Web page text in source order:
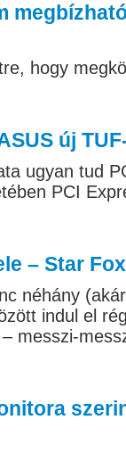
hogy
új
ugyan tud
PCI
– Star
néhány
indul el
messzi-